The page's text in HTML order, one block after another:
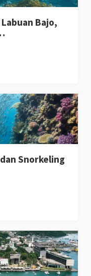
Bajo,
Snorkeling